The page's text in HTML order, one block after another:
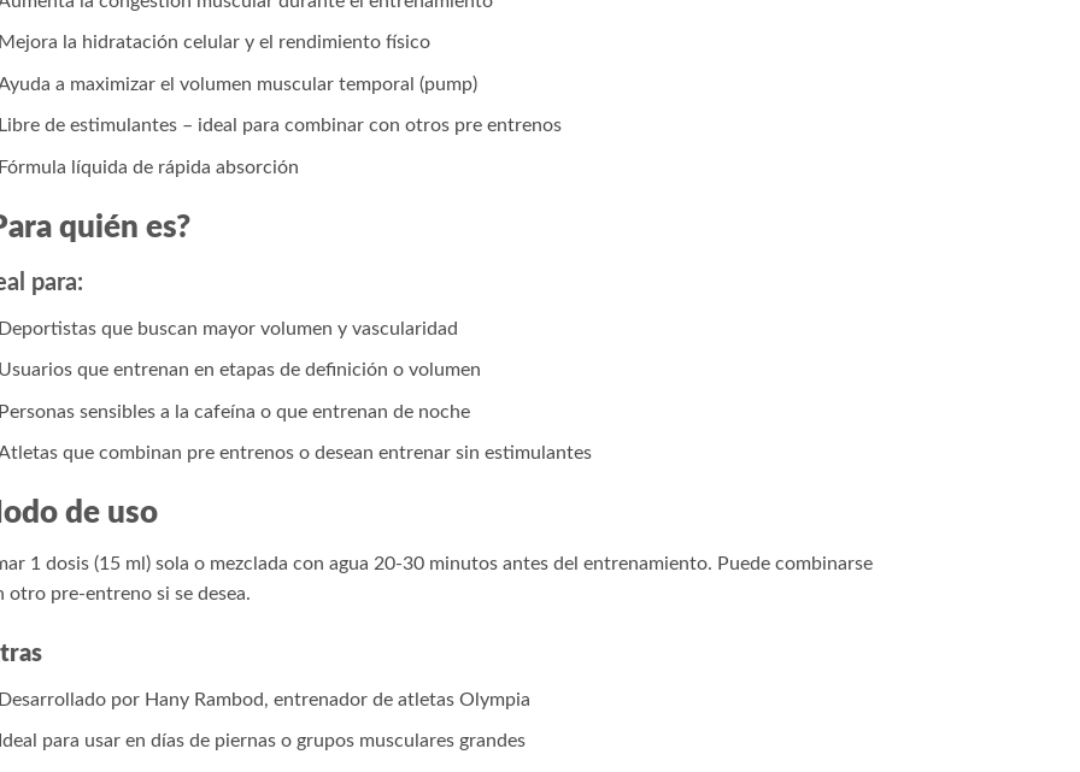
Mejora la hidratación celular y el rendimiento físico
a maximizar el volumen muscular temporal (pump)
Libre de estimulantes – ideal para combinar con otros pre entrenos
Fórmula líquida de rápida absorción
quién es?
para:
Deportistas que buscan mayor volumen y vascularidad
Usuarios que entrenan en etapas de definición o volumen
Personas sensibles a la cafeína o que entrenan de noche
que combinan pre entrenos o desean entrenar sin estimulantes
de uso
1 dosis (15 ml) sola o mezclada con agua 20-30 minutos antes del entrenamiento. Puede combinarse
otro pre-entreno si se desea.
Desarrollado por Hany Rambod, entrenador de atletas Olympia
Ideal para usar en días de piernas o grupos musculares grandes